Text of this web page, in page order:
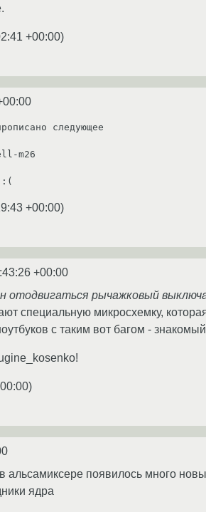
+00:00)
следующее
m26
:(
+00:00)
+00:00
отодвигаться рычажковый
специальную микросхемку,
с таким вот багом -
)
альсамиксере появилось много
ядра